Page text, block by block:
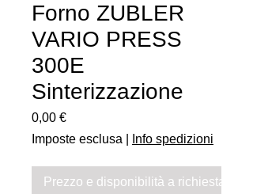
Forno ZUBLER
VARIO PRESS
300E
Sinterizzazione
0,00 €Prezzo
Imposte esclusa
Info spedizioni
Prezzo e disponibilità a richiesta